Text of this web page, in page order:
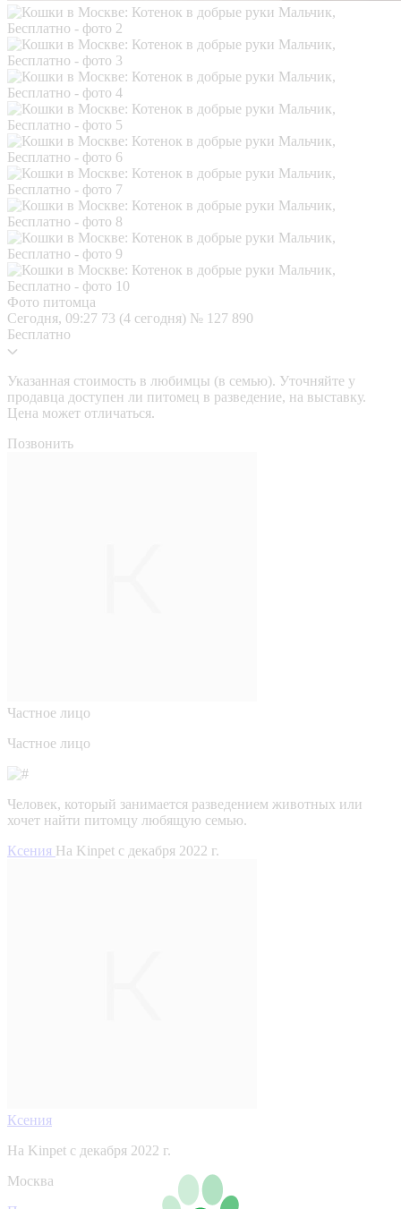
Фото питомца
Сегодня, 09:27 73 (4 сегодня) № 127 890
Бесплатно
Указанная стоимость в любимцы (в семью). Уточняйте у
продавца доступен ли питомец в разведение, на выставку.
Цена может отличаться.
Позвонить
Частное лицо
Частное лицо
Человек, который занимается разведением животных или
хочет найти питомцу любящую семью.
Ксения На Kinpet c декабря 2022 г.
Ксения
На Kinpet c декабря 2022 г.
Москва